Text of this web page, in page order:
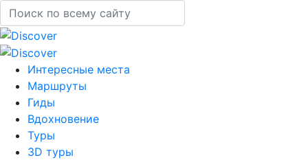
Интересные места
Маршруты
Гиды
Вдохновение
Туры
3D туры